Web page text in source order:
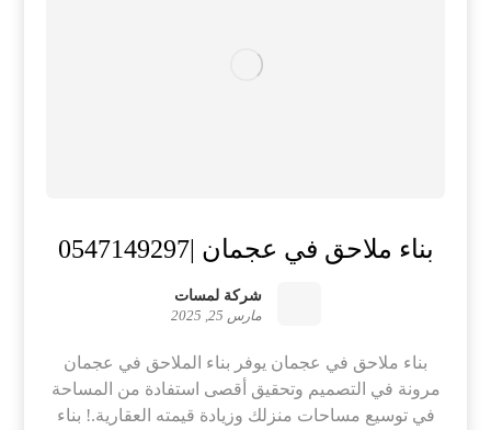
بناء ملاحق في عجمان |0547149297
شركة لمسات
مارس 25, 2025
بناء ملاحق في عجمان يوفر بناء الملاحق في عجمان
مرونة في التصميم وتحقيق أقصى استفادة من المساحة
في توسيع مساحات منزلك وزيادة قيمته العقارية.! بناء